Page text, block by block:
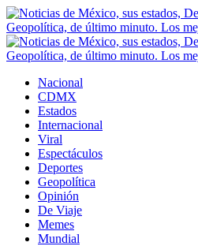
Nacional
CDMX
Estados
Internacional
Viral
Espectáculos
Deportes
Geopolítica
Opinión
De Viaje
Memes
Mundial